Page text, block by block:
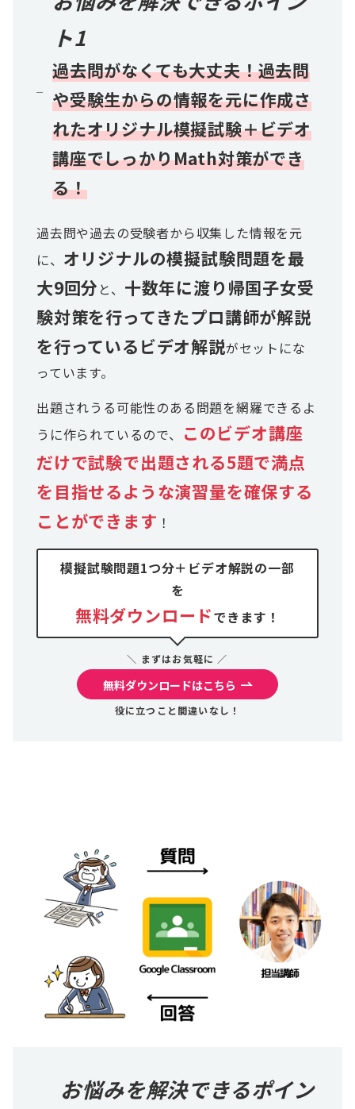
ト1
過去問がなくても大丈夫！過去問
や受験生からの情報を元に作成さ
れたオリジナル模擬試験＋ビデオ
講座でしっかりMath対策ができ
る！
過去問や過去の受験者から収集した情報を元
に、 オリジナルの模擬試験問題を最
大9回分 と、 十数年に渡り帰国子女受
験対策を行ってきたプロ講師が解説
を行っているビデオ解説がセットにな
っています。
出題されうる可能性のある問題を網羅できるよ
うに作られているので、 このビデオ講座
だけで試験で出題される5題で満点
を目指せるような演習量を確保する
ことができます ！
模擬試験問題1つ分＋ビデオ解説の一部
を
無料ダウンロードできます！
＼ まずはお気軽に ／
無料ダウンロードはこちら
役に立つこと間違いなし！
お悩みを解決できるポイン